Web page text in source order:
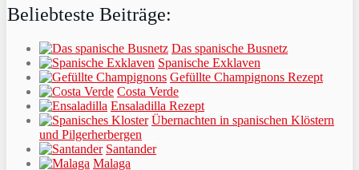
Beliebteste Beiträge:
Das spanische Busnetz
Spanische Exklaven
Gefüllte Champignons Rezept
Costa Verde
Ensaladilla Rezept
Übernachten in spanischen Klöstern
und Pilgerherbergen
Santander
Malaga